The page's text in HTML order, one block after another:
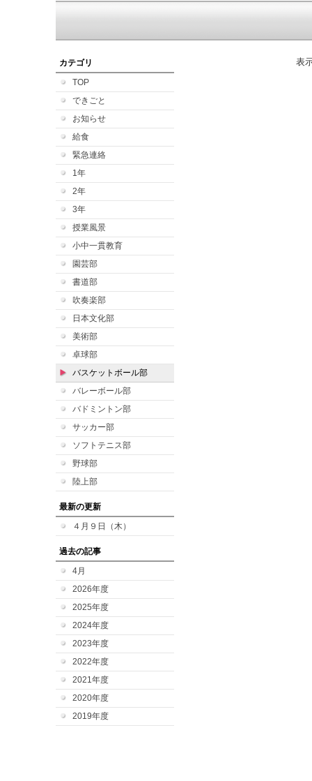
カテゴリ
TOP
できごと
お知らせ
給食
緊急連絡
1年
2年
3年
授業風景
小中一貫教育
園芸部
書道部
吹奏楽部
日本文化部
美術部
卓球部
バスケットボール部
バレーボール部
バドミントン部
サッカー部
ソフトテニス部
野球部
陸上部
最新の更新
４月９日（木）
過去の記事
4月
2026年度
2025年度
2024年度
2023年度
2022年度
2021年度
2020年度
2019年度
表